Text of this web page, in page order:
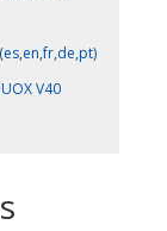
(es,en,fr,de,pt)
V40